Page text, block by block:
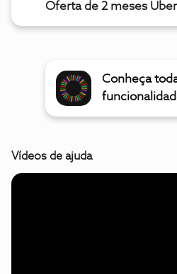
Oferta de 2 meses
Conheça
Vídeos de ajuda